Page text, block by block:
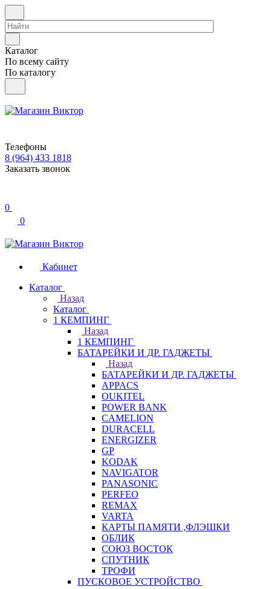
Каталог
По всему сайту
По каталогу
Телефоны
8 (964) 433 1818
Заказать звонок
0
0
Кабинет
Каталог
Назад
Каталог
1 КЕМПИНГ
Назад
1 КЕМПИНГ
БАТАРЕЙКИ И ДР. ГАДЖЕТЫ
Назад
БАТАРЕЙКИ И ДР. ГАДЖЕТЫ
APPACS
OUKITEL
POWER BANK
CAMELION
DURACELL
ENERGIZER
GP
KODAK
NAVIGATOR
PANASONIC
PERFEO
REMAX
VARTA
КАРТЫ ПАМЯТИ ,ФЛЭШКИ
ОБЛИК
СОЮЗ ВОСТОК
СПУТНИК
ТРОФИ
ПУСКОВОЕ УСТРОЙСТВО